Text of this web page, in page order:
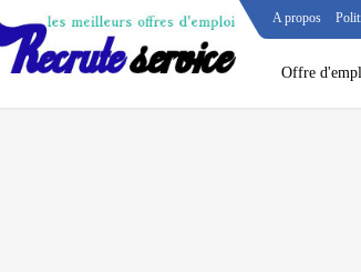
A propos
Offre